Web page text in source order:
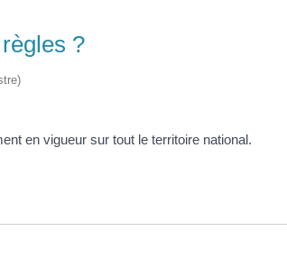
?
en vigueur sur tout le territoire national.